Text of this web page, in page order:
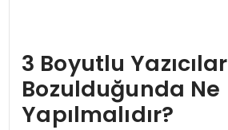
3 Boyutlu Yazıcılar
Bozulduğunda Ne
Yapılmalıdır?